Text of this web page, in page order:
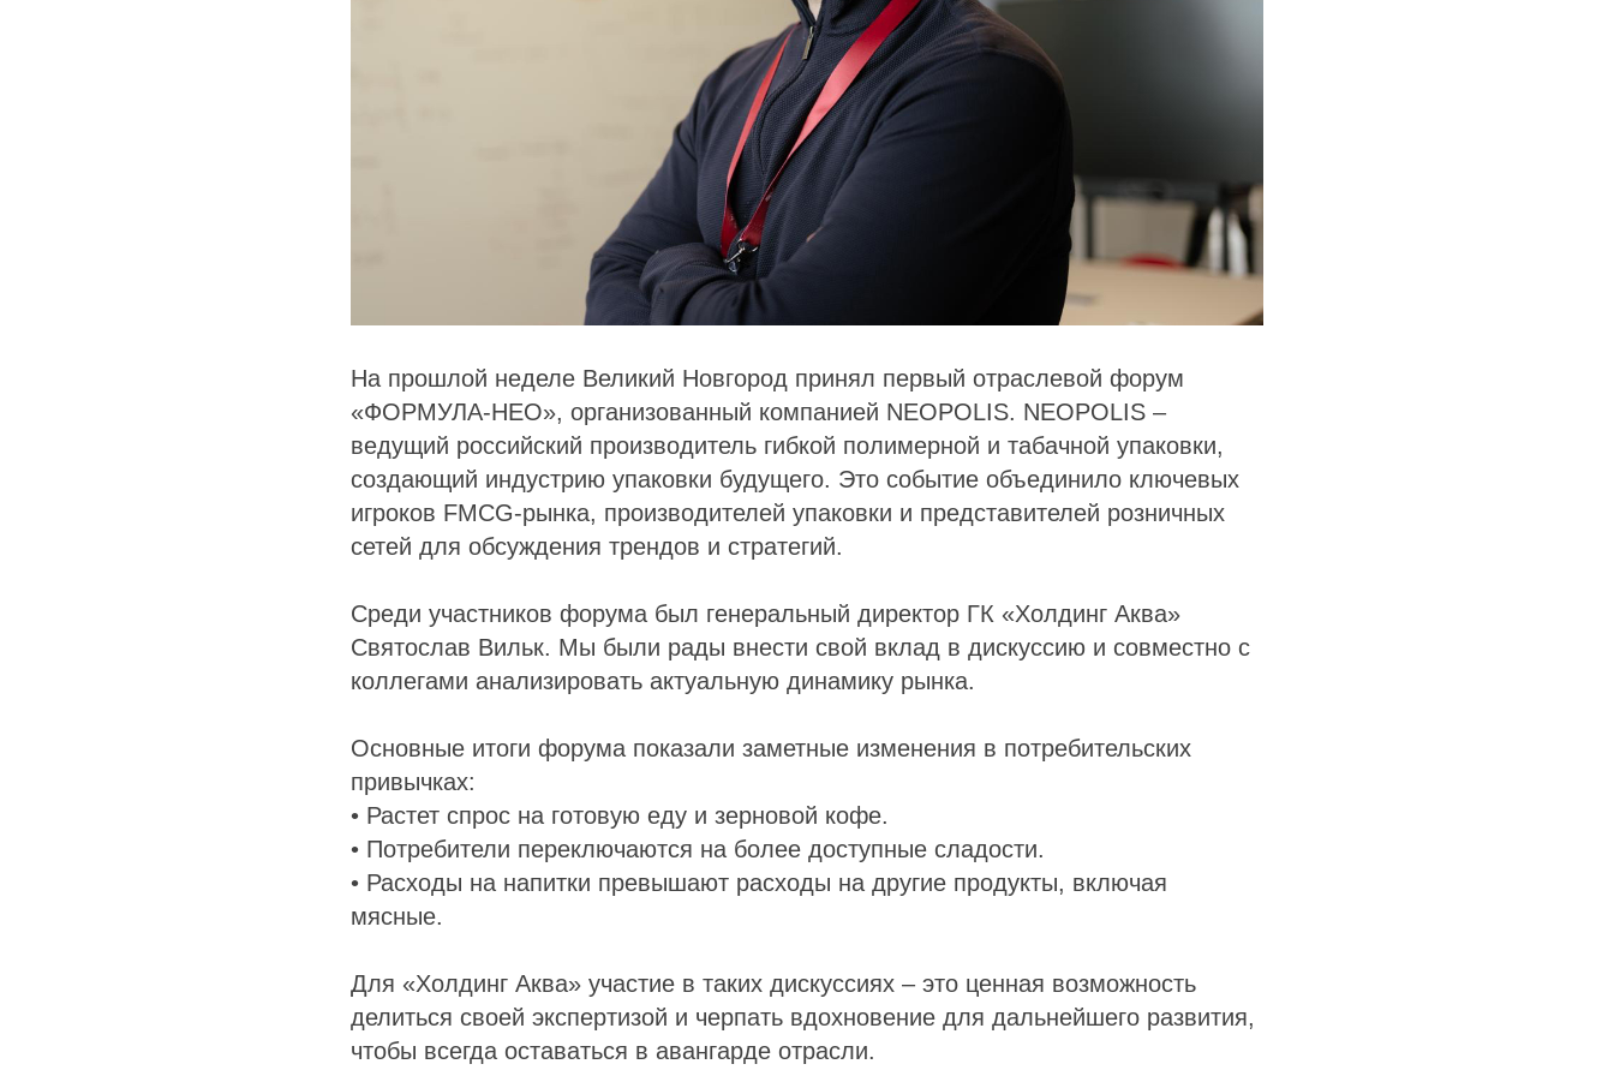
На прошлой неделе Великий Новгород принял первый отраслевой форум
«ФОРМУЛА-НЕО», организованный компанией NEOPOLIS. NEOPOLIS –
ведущий российский производитель гибкой полимерной и табачной упаковки,
создающий индустрию упаковки будущего. Это событие объединило ключевых
игроков FMCG-рынка, производителей упаковки и представителей розничных
сетей для обсуждения трендов и стратегий.
Среди участников форума был генеральный директор ГК «Холдинг Аква»
Святослав Вильк. Мы были рады внести свой вклад в дискуссию и совместно с
коллегами анализировать актуальную динамику рынка.
Основные итоги форума показали заметные изменения в потребительских
привычках:
• Растет спрос на готовую еду и зерновой кофе.
• Потребители переключаются на более доступные сладости.
• Расходы на напитки превышают расходы на другие продукты, включая
мясные.
Для «Холдинг Аква» участие в таких дискуссиях – это ценная возможность
делиться своей экспертизой и черпать вдохновение для дальнейшего развития,
чтобы всегда оставаться в авангарде отрасли.